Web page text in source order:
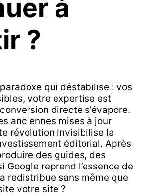
à
?
qui déstabilise : vos
votre expertise est
directe s’évapore.
anciennes mises à jour
révolution invisibilise la
éditorial. Après
des guides, des
Google reprend l’essence de
redistribue sans même que
votre site ?